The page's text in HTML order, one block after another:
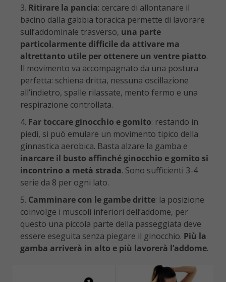
Ritirare la pancia: cercare di allontanare il
bacino dalla gabbia toracica permette di lavorare
sull’addominale trasverso, una parte
particolarmente difficile da attivare ma
altrettanto utile per ottenere un ventre piatto.
Il movimento va accompagnato da una postura
perfetta: schiena dritta, nessuna oscillazione
all’indietro, spalle rilassate, mento fermo e una
respirazione controllata.
Far toccare ginocchio e gomito: restando in
piedi, si può emulare un movimento tipico della
ginnastica aerobica. Basta alzare la gamba e
inarcare il busto affinché ginocchio e gomito si
incontrino a metà strada. Sono sufficienti 3-4
serie da 8 per ogni lato.
Camminare con le gambe dritte: la posizione
coinvolge i muscoli inferiori dell’addome, per
questo una piccola parte della passeggiata deve
essere eseguita senza piegare il ginocchio. Più la
gamba arriverà in alto e più lavorerà l’addome.